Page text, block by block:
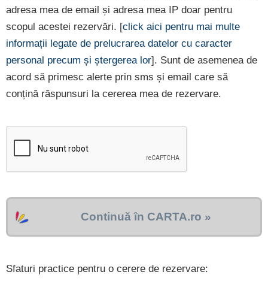
adresa mea de email și adresa mea IP doar pentru
scopul acestei rezervări. [click aici pentru mai multe
informații legate de prelucrarea datelor cu caracter
personal precum și ștergerea lor]. Sunt de asemenea de
acord să primesc alerte prin sms și email care să
conțină răspunsuri la cererea mea de rezervare.
Continuă în CARTA.ro »
Sfaturi practice pentru o cerere de rezervare: